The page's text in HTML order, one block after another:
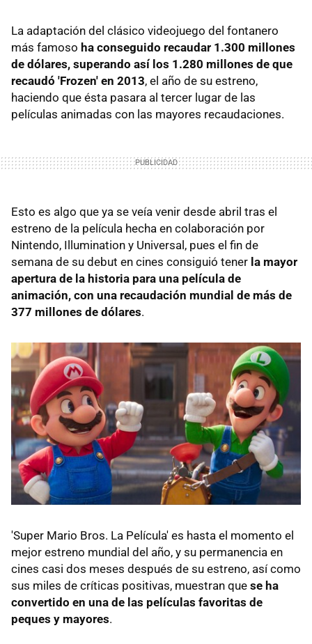
La adaptación del clásico videojuego del fontanero
más famoso ha conseguido recaudar 1.300 millones
de dólares, superando así los 1.280 millones de que
recaudó 'Frozen' en 2013, el año de su estreno,
haciendo que ésta pasara al tercer lugar de las
películas animadas con las mayores recaudaciones.
Esto es algo que ya se veía venir desde abril tras el
estreno de la película hecha en colaboración por
Nintendo, Illumination y Universal, pues el fin de
semana de su debut en cines consiguió tener la mayor
apertura de la historia para una película de
animación, con una recaudación mundial de más de
377 millones de dólares.
'Super Mario Bros. La Película' es hasta el momento el
mejor estreno mundial del año, y su permanencia en
cines casi dos meses después de su estreno, así como
sus miles de críticas positivas, muestran que se ha
convertido en una de las películas favoritas de
peques y mayores.